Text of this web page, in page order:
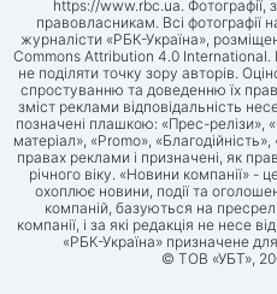
https://www.rbc.ua.
правовласникам. Всі фотографії
журналісти «РБК-Україна»,
Commons Attribution 4.0 International.
не поділяти точку зору авторів.
спростуванню та доведенню їх
зміст реклами відповідальність
позначені плашкою: «Прес-релізи»,
матеріал», «Promo»,
правах реклами і призначені, як
річного віку. «Новини компанії» -
охоплює новини, події та
компаній, базуються на
компанії, і за які редакція не несе
«РБК-Україна» призначене для
© ТОВ «УБТ»,